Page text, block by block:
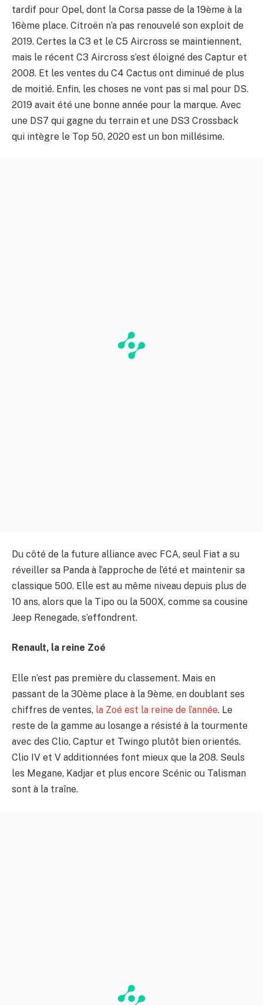
tardif pour Opel, dont la Corsa passe de la 19ème à la
16ème place. Citroën n’a pas renouvelé son exploit de
2019. Certes la C3 et le C5 Aircross se maintiennent,
mais le récent C3 Aircross s’est éloigné des Captur et
2008. Et les ventes du C4 Cactus ont diminué de plus
de moitié. Enfin, les choses ne vont pas si mal pour DS.
2019 avait été une bonne année pour la marque. Avec
une DS7 qui gagne du terrain et une DS3 Crossback
qui intègre le Top 50, 2020 est un bon millésime.
Du côté de la future alliance avec FCA, seul Fiat a su
réveiller sa Panda à l’approche de l’été et maintenir sa
classique 500. Elle est au même niveau depuis plus de
10 ans, alors que la Tipo ou la 500X, comme sa cousine
Jeep Renegade, s’effondrent.
Renault, la reine Zoé
Elle n’est pas première du classement. Mais en
passant de la 30ème place à la 9ème, en doublant ses
chiffres de ventes, la Zoé est la reine de l’année. Le
reste de la gamme au losange a résisté à la tourmente
avec des Clio, Captur et Twingo plutôt bien orientés.
Clio IV et V additionnées font mieux que la 208. Seuls
les Megane, Kadjar et plus encore Scénic ou Talisman
sont à la traîne.